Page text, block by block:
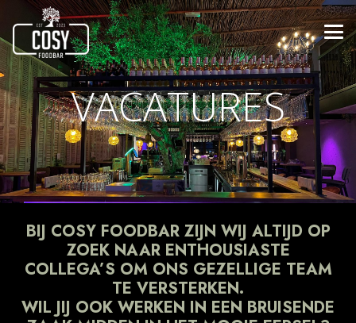
VACATURES
BIJ COSY FOODBAR ZIJN WIJ ALTIJD OP
ZOEK NAAR ENTHOUSIASTE
COLLEGA’S OM ONS GEZELLIGE TEAM
TE VERSTERKEN.
WIL JIJ OOK WERKEN IN EEN BRUISENDE